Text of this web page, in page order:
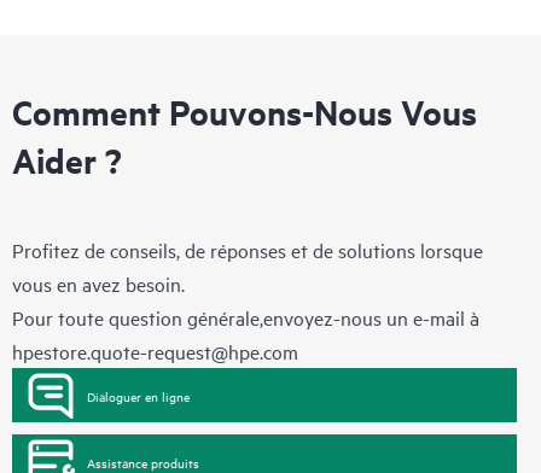
Comment Pouvons-Nous Vous
Aider ?
Profitez de conseils, de réponses et de solutions lorsque
vous en avez besoin.
Pour toute question générale,envoyez-nous un e-mail à
hpestore.quote-request@hpe.com
Dialoguer en ligne
Assistance produits